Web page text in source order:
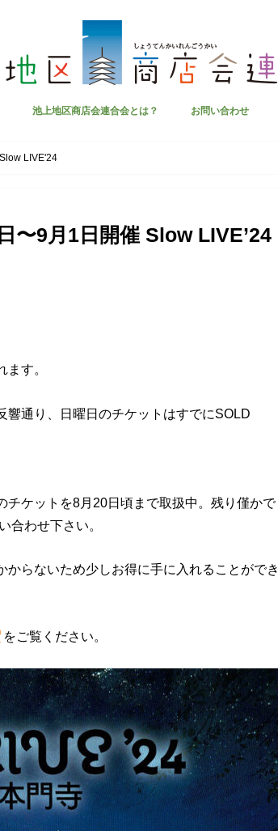
池上地区商店会連合会とは？ お問い合わせ
LIVE'24
〜9月1日開催 Slow LIVE’24
す。
通り、日曜日のチケットはすでにSOLD
ケットを8月20日頃まで取扱中。残り僅かで
合わせ下さい。
らないため少しお得に手に入れることができ
をご覧ください。